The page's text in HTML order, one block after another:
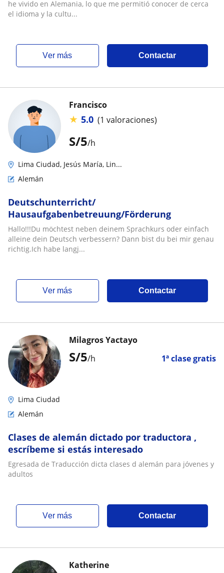
he vivido en Alemania, lo que me permitió conocer de cerca
el idioma y la cultu...
ver más Contactar
S/5/h
Francisco
★ 5.0 (1 valoraciones)
Lima Ciudad, Jesús María, Lin...
Alemán
Deutschunterricht/
Hausaufgabenbetreuung/Förderung
Hallo!!!Du möchtest neben deinem Sprachkurs oder einfach
alleine dein Deutsch verbessern? Dann bist du bei mir genau
richtig.Ich habe langj...
ver más Contactar
S/5/h 1ª clase gratis
Milagros Yactayo
Lima Ciudad
Alemán
Clases de alemán dictado por traductora ,
escríbeme si estás interesado
Egresada de Traducción dicta clases d alemán para jóvenes y
adultos
ver más Contactar
Katherine